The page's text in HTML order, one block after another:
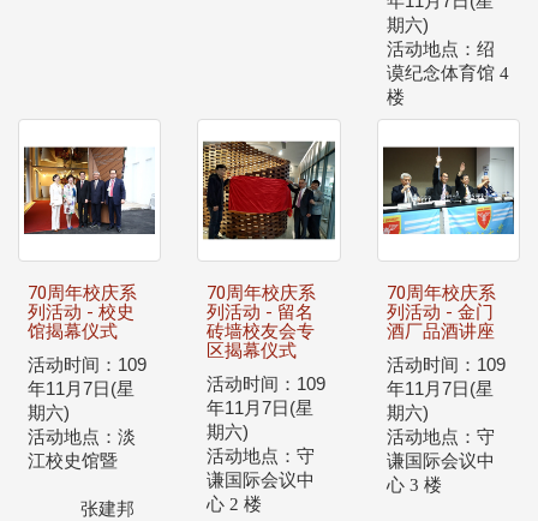
期六)
活动地点：绍
谟纪念体育馆 4
楼
70周年校庆系
列活动 - 校史
馆揭幕仪式
活动时间： 109
年11月 7日 (星
期六)
活动地点：淡
江校史馆暨
张建邦
70周年校庆系
列活动 - 留名
砖墙校友会专
区揭幕仪式
活动时间： 109
年11月7日 (星
期六)
活动地点：守
谦国际会议中
心 2 楼
70周年校庆系
列活动 - 金门
酒厂品酒讲座
活动时间： 109
年11月 7日 (星
期六)
活动地点：守
谦国际会议中
心 3 楼